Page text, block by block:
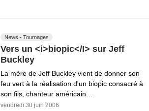
News - Tournages
Vers un <i>biopic</I> sur Jeff
Buckley
La mère de Jeff Buckley vient de donner son
feu vert à la réalisation d'un biopic consacré à
son fils, chanteur américain…
vendredi 30 juin 2006